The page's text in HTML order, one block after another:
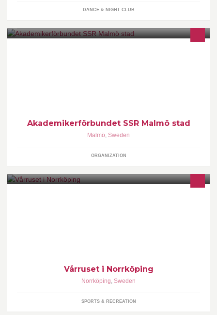
DANCE & NIGHT CLUB
Akademikerförbundet SSR Malmö stad
Malmö, Sweden
ORGANIZATION
Vårruset i Norrköping
Norrköping, Sweden
SPORTS & RECREATION